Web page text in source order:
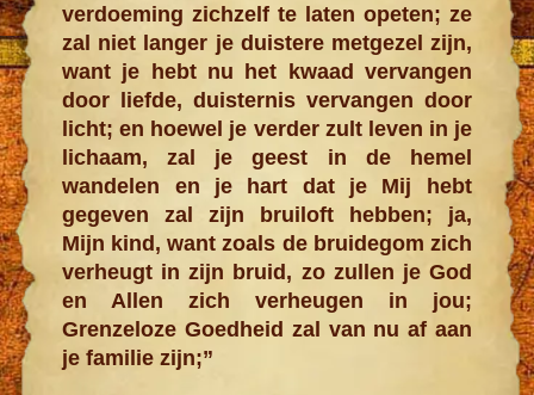
verdoeming zichzelf te laten opeten; ze
zal niet langer je duistere metgezel zijn,
want je hebt nu het kwaad vervangen
door liefde, duisternis vervangen door
licht; en hoewel je verder zult leven in je
lichaam, zal je geest in de hemel
wandelen en je hart dat je Mij hebt
gegeven zal zijn bruiloft hebben; ja,
Mijn kind, want zoals de bruidegom zich
verheugt in zijn bruid, zo zullen je God
en Allen zich verheugen in jou;
Grenzeloze Goedheid zal van nu af aan
je familie zijn;”